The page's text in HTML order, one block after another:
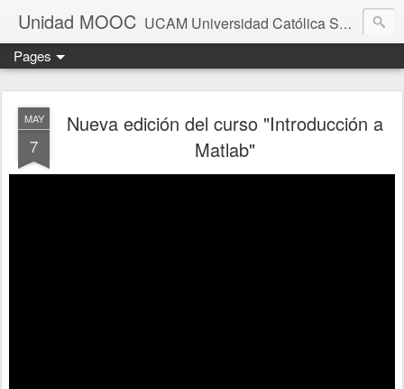
Unidad MOOC UCAM Universidad Católica San Antonio Murcia
Pages
MAY
7
Nueva edición del curso "Introducción a
Matlab"